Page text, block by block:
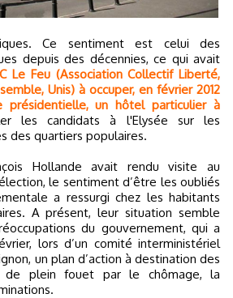
depuis des décennies, ce qui avait
Le Feu (Association Collectif Liberté,
Unis) à occuper, en février 2012
présidentielle, un hôtel particulier à
les candidats à l'Elysée sur les
des quartiers populaires.
Hollande avait rendu visite au
le sentiment d’être les oubliés
a ressurgi chez les habitants
A présent, leur situation semble
du gouvernement, qui a
lors d’un comité interministériel
un plan d’action à destination des
de plein fouet par le chômage, la